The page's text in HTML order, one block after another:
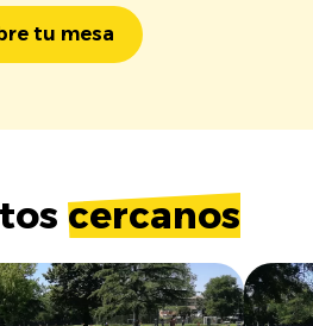
tu mesa
cercanos